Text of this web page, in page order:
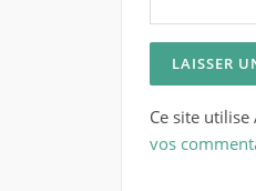
Ce site
vos